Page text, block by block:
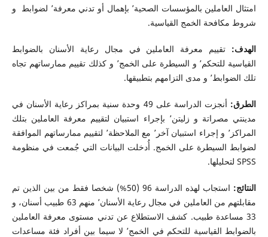
امتثال العاملين بالمؤسسات الصحية٬ بإهمال أو تدني معرفة٬ لضوابط و
شروط مكافحة الخمج القياسية.
الهدف: تقييم معرفة العاملين في مجال رعاية الأسنان بالضوابط
القياسية للتحكم٬ و السيطرة على الخمج٬ و كذلك تقييم ممارساتهم تجاه
تلك الضوابط٬ و مدى التزامهم بتطبيقها.
الطرق:
أنجزت الدراسة على 49 وحدة سنية بمراكز رعاية الأسنان في
مدينتي مصراتة و زليتن٬ بإجراء استبيان لتقييم معرفة العاملين بتلك
المراكز٬ و إجراء استبيان آخر٬ مع الملاحظة٬ لتقييم ممارساتهم الموافقة
لضوابط السيطرة على الخمج. أُدخلت البيانات التي جُمعت في منظومة
SPSS لتحليلها.
النتائج:
استجاب لهذه الدراسة 96 (50%) شخصا فقط من بين الذين تم
مقابلتهم من العاملين في مجال رعاية الأسنان٬ منهم 63 طبيب أسنان، و
33 مساعدة طبيب. كشف الاستطلاع عن تدني مستوى معرفة العاملين
بالضوابط القياسية للتحكم في الخمج٬ لا سيما بين أفراد فئة مساعدات